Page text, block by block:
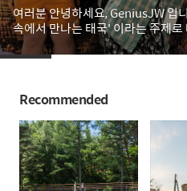
여러분 안녕하세요, GeniusJW 입
속에서 만나는 태국' 이라는 주제
여기어때 트립홀릭이 주관한 타이나
(Thailand Night) 행사에 다녀왔
Tanee Sangrat 님과의 인터뷰를 통
현지인의 맛과 여행지, 웰니스・슬
같은 정보를 얻었습니다. 다음으로
럭키드로우로 행사의 열기를 더
골든벨 사실, 태국관광청과 트립홀
타이나이트 행사 참여 전 문자를
Recommended